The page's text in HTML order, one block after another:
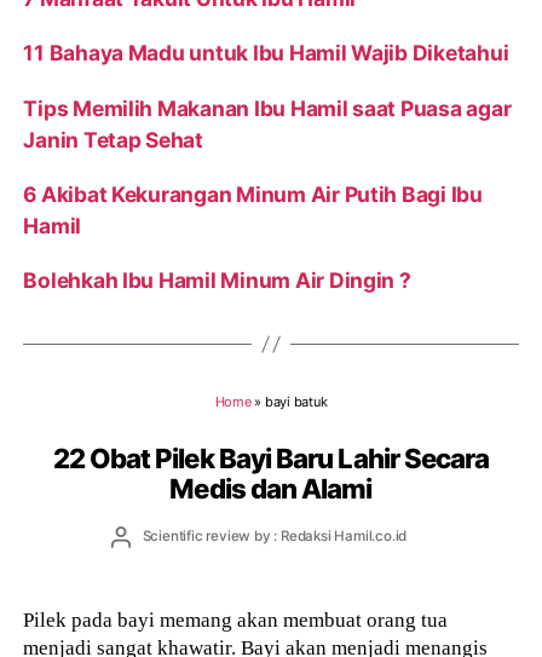
11 Bahaya Madu untuk Ibu Hamil Wajib Diketahui
Tips Memilih Makanan Ibu Hamil saat Puasa agar
Janin Tetap Sehat
6 Akibat Kekurangan Minum Air Putih Bagi Ibu
Hamil
Bolehkah Ibu Hamil Minum Air Dingin ?
Home» bayi batuk
22 Obat Pilek Bayi Baru Lahir Secara
Medis dan Alami
PostScientific review by : Redaksi Hamil.co.id
Pilek pada bayi memang akan membuat orang tua
menjadi sangat khawatir. Bayi akan menjadi menangis